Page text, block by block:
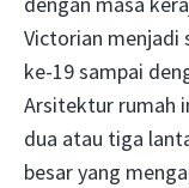
Victorian menjadi
ke-19 sampai
Arsitektur rumah
dua atau tiga
besar yang